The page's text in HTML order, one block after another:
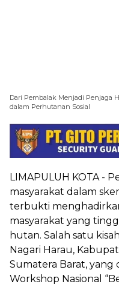
Dari Pembalak Menjadi Penjaga
dalam Perhutanan Sosial
LIMAPULUH KOTA -
masyarakat dalam
terbukti
masyarakat yang
hutan. Salah satu
Nagari Harau,
Sumatera Barat, yang
Workshop Nasional